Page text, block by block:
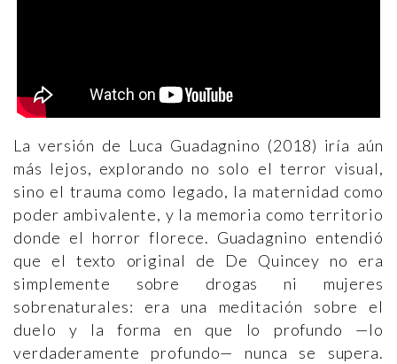
La versión de Luca Guadagnino (2018) iría aún
más lejos, explorando no solo el terror visual,
sino el trauma como legado, la maternidad como
poder ambivalente, y la memoria como territorio
donde el horror florece. Guadagnino entendió
que el texto original de De Quincey no era
simplemente sobre drogas ni mujeres
sobrenaturales: era una meditación sobre el
duelo y la forma en que lo profundo —lo
verdaderamente profundo— nunca se supera.